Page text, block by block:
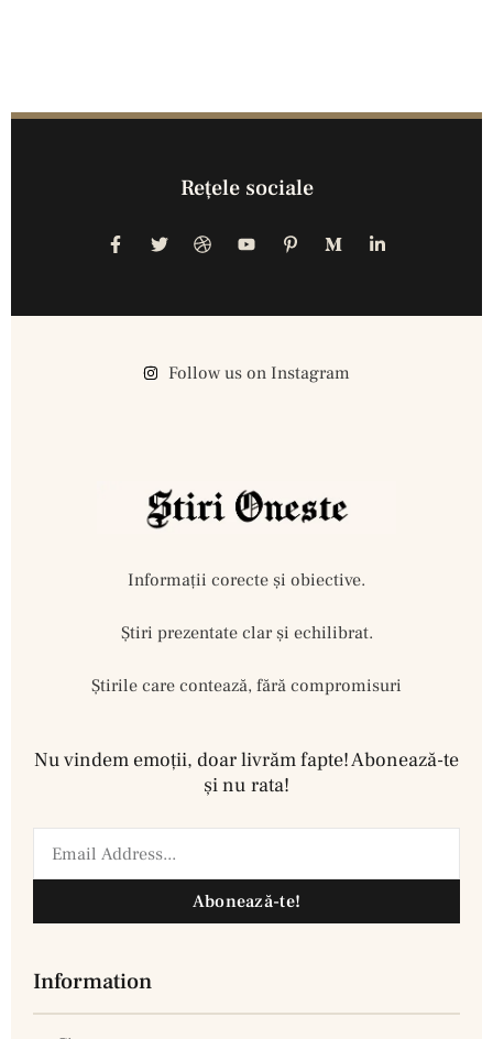
Reţele sociale
Follow us on Instagram
Informații corecte și obiective.
Ştiri prezentate clar și echilibrat.
Știrile care contează, fără compromisuri
Nu vindem emoţii, doar livrăm fapte! Abonează-te
şi nu rata!
Abonează-te!
Information